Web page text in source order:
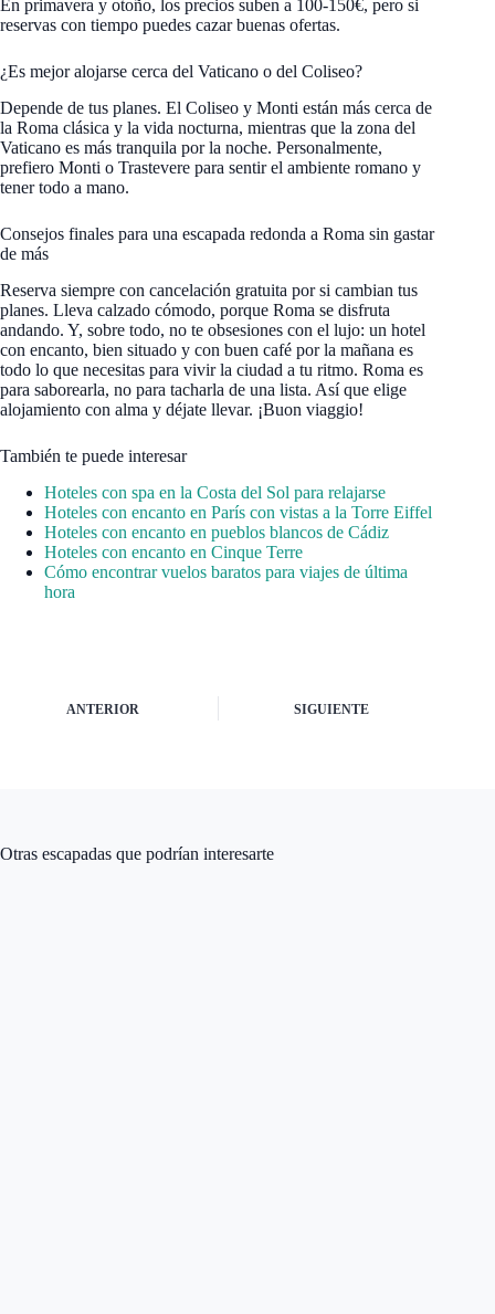
En primavera y otoño, los precios suben a 100-150€, pero si
reservas con tiempo puedes cazar buenas ofertas.
¿Es mejor alojarse cerca del Vaticano o del Coliseo?
Depende de tus planes. El Coliseo y Monti están más cerca de
la Roma clásica y la vida nocturna, mientras que la zona del
Vaticano es más tranquila por la noche. Personalmente,
prefiero Monti o Trastevere para sentir el ambiente romano y
tener todo a mano.
Consejos finales para una escapada redonda a Roma sin gastar
de más
Reserva siempre con cancelación gratuita por si cambian tus
planes. Lleva calzado cómodo, porque Roma se disfruta
andando. Y, sobre todo, no te obsesiones con el lujo: un hotel
con encanto, bien situado y con buen café por la mañana es
todo lo que necesitas para vivir la ciudad a tu ritmo. Roma es
para saborearla, no para tacharla de una lista. Así que elige
alojamiento con alma y déjate llevar. ¡Buon viaggio!
También te puede interesar
Hoteles con spa en la Costa del Sol para relajarse
Hoteles con encanto en París con vistas a la Torre Eiffel
Hoteles con encanto en pueblos blancos de Cádiz
Hoteles con encanto en Cinque Terre
Cómo encontrar vuelos baratos para viajes de última
hora
ANTERIOR SIGUIENTE
Otras escapadas que podrían interesarte